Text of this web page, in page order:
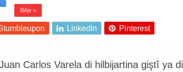
Bêtir »
LinkedIn Pinterest
Carlos Varela di hilbijartina giştî ya di